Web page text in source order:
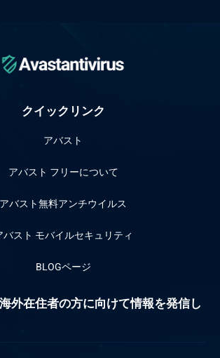
クイックリンク
アバスト
アバスト フリーについて
アバスト無料アンチウイルス
バスト モバイルセキュリティ
BLOGページ
外在住者の方に向けて情報を発信し